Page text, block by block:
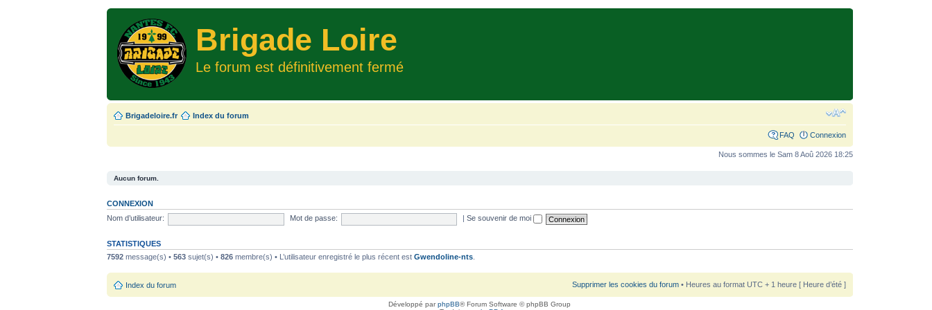
Brigade Loire
Le forum est définitivement fermé
Brigadeloire.fr Index du forum
FAQ Connexion
Nous sommes le Sam 8 Aoû 2026 18:25
Aucun forum.
CONNEXION
Nom d’utilisateur:
Mot de passe: Se souvenir de moi
STATISTIQUES
7592 message(s) •563 sujet(s) •826 membre(s) • L’utilisateur enregistré le plus récent estGwendoline-nts
Index du forum Supprimer les cookies du forum• Heures au format UTC + 1 heure [ Heure d’été ]
Développé parphpBB® Forum Software © phpBB Group